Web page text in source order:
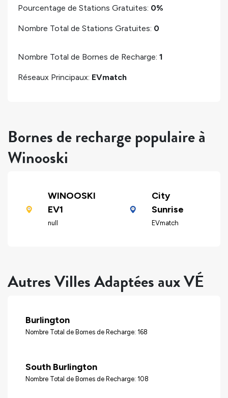
Pourcentage de Stations Gratuites: 0%
Nombre Total de Stations Gratuites: 0
Nombre Total de Bornes de Recharge: 1
Réseaux Principaux: EVmatch
Bornes de recharge populaire à
Winooski
WINOOSKI
EV1
null
City
Sunrise
EVmatch
Autres Villes Adaptées aux VÉ
Burlington
Nombre Total de Bornes de Recharge: 168
South Burlington
Nombre Total de Bornes de Recharge: 108